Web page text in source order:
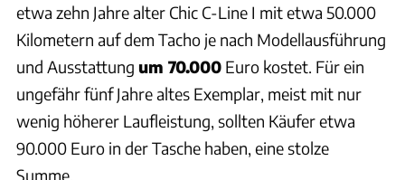
etwa zehn Jahre alter Chic C-Line I mit etwa 50.000
Kilometern auf dem Tacho je nach Modellausführung
und Ausstattung um 70.000 Euro kostet. Für ein
ungefähr fünf Jahre altes Exemplar, meist mit nur
wenig höherer Laufleistung, sollten Käufer etwa
90.000 Euro in der Tasche haben, eine stolze
Summe.